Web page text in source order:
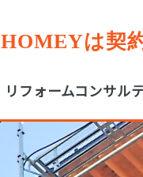
HOMEYは契
リフォームコンサル